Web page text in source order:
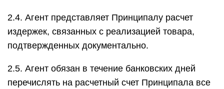
2.4. Агент представляет Принципалу расчет
издержек, связанных с реализацией товара,
подтвержденных документально.
2.5. Агент обязан в течение банковских дней
перечислять на расчетный счет Принципала все